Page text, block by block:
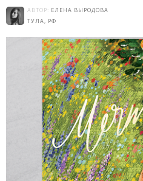
АВТОР: ЕЛЕНА ВЫРОДОВА
ТУЛА, РФ